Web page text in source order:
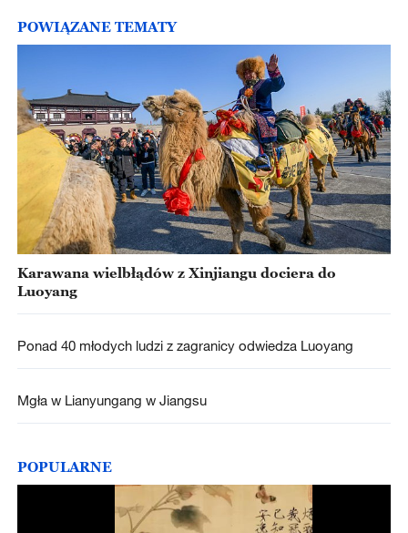
POWIĄZANE TEMATY
Karawana wielbłądów z Xinjiangu dociera do
Luoyang
Ponad 40 młodych ludzi z zagranicy odwiedza Luoyang
Mgła w Lianyungang w Jiangsu
POPULARNE